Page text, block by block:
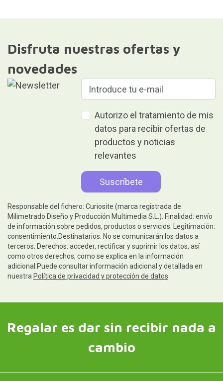
Disfruta nuestras ofertas y
novedades
Autorizo el tratamiento de mis
datos para recibir ofertas de
productos y noticias
relevantes
Responsable del fichero: Curiosite (marca registrada de
Milimetrado Diseño y Producción Multimedia S.L.). Finalidad: envío
de información sobre pedidos, productos o servicios. Legitimación:
consentimiento.Destinatarios: No se comunicarán los datos a
terceros. Derechos: acceder, rectificar y suprimir los datos, así
como otros derechos, como se explica en la información
adicional.Puede consultar información adicional y detallada en
nuestra Política de privacidad y protección de datos
Regalar es dar sin recibir nada a
cambio